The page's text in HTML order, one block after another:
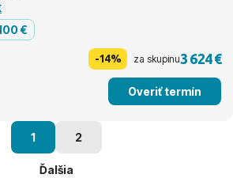
€
-14% za skupinu3 624 €
Overiť termín
1 2
Ďalšia